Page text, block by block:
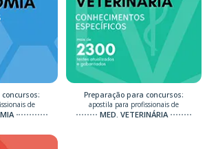
de
Preparação para concursos:
apostila para profissionais de
MED. VETERINÁRIA